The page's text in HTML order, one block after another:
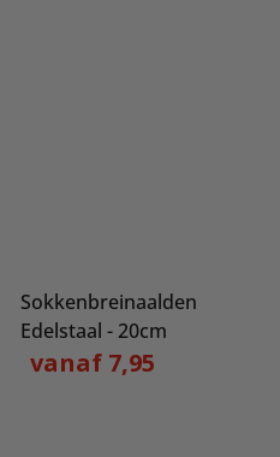
Sokkenbreinaalden
Edelstaal - 20cm
vanaf 7,95